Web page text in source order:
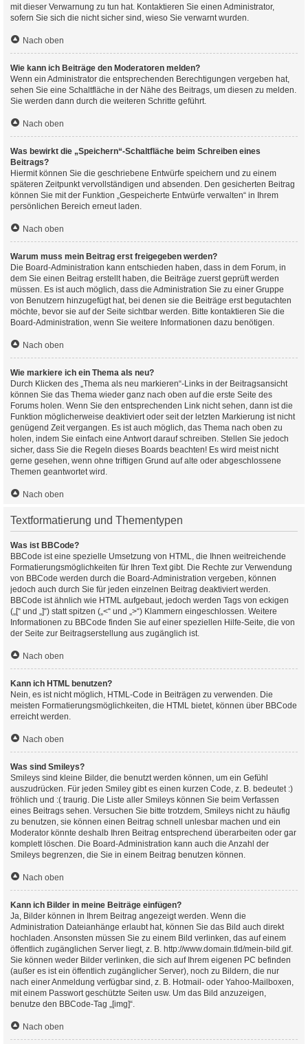
mit dieser Verwarnung zu tun hat. Kontaktieren Sie einen Administrator,
sofern Sie sich die nicht sicher sind, wieso Sie verwarnt wurden.
Nach oben
Wie kann ich Beiträge den Moderatoren melden?
Wenn ein Administrator die entsprechenden Berechtigungen vergeben hat,
sehen Sie eine Schaltfläche in der Nähe des Beitrags, um diesen zu melden.
Sie werden dann durch die weiteren Schritte geführt.
Nach oben
Was bewirkt die „Speichern“-Schaltfläche beim Schreiben eines
Beitrags?
Hiermit können Sie die geschriebene Entwürfe speichern und zu einem
späteren Zeitpunkt vervollständigen und absenden. Den gesicherten Beitrag
können Sie mit der Funktion „Gespeicherte Entwürfe verwalten“ in Ihrem
persönlichen Bereich erneut laden.
Nach oben
Warum muss mein Beitrag erst freigegeben werden?
Die Board-Administration kann entschieden haben, dass in dem Forum, in
dem Sie einen Beitrag erstellt haben, die Beiträge zuerst geprüft werden
müssen. Es ist auch möglich, dass die Administration Sie zu einer Gruppe
von Benutzern hinzugefügt hat, bei denen sie die Beiträge erst begutachten
möchte, bevor sie auf der Seite sichtbar werden. Bitte kontaktieren Sie die
Board-Administration, wenn Sie weitere Informationen dazu benötigen.
Nach oben
Wie markiere ich ein Thema als neu?
Durch Klicken des „Thema als neu markieren“-Links in der Beitragsansicht
können Sie das Thema wieder ganz nach oben auf die erste Seite des
Forums holen. Wenn Sie den entsprechenden Link nicht sehen, dann ist die
Funktion möglicherweise deaktiviert oder seit der letzten Markierung ist nicht
genügend Zeit vergangen. Es ist auch möglich, das Thema nach oben zu
holen, indem Sie einfach eine Antwort darauf schreiben. Stellen Sie jedoch
sicher, dass Sie die Regeln dieses Boards beachten! Es wird meist nicht
gerne gesehen, wenn ohne triftigen Grund auf alte oder abgeschlossene
Themen geantwortet wird.
Nach oben
Textformatierung und Thementypen
Was ist BBCode?
BBCode ist eine spezielle Umsetzung von HTML, die Ihnen weitreichende
Formatierungsmöglichkeiten für Ihren Text gibt. Die Rechte zur Verwendung
von BBCode werden durch die Board-Administration vergeben, können
jedoch auch durch Sie für jeden einzelnen Beitrag deaktiviert werden.
BBCode ist ähnlich wie HTML aufgebaut, jedoch werden Tags von eckigen
(„[“ und „]“) statt spitzen („<“ und „>“) Klammern eingeschlossen. Weitere
Informationen zu BBCode finden Sie auf einer speziellen Hilfe-Seite, die von
der Seite zur Beitragserstellung aus zugänglich ist.
Nach oben
Kann ich HTML benutzen?
Nein, es ist nicht möglich, HTML-Code in Beiträgen zu verwenden. Die
meisten Formatierungsmöglichkeiten, die HTML bietet, können über BBCode
erreicht werden.
Nach oben
Was sind Smileys?
Smileys sind kleine Bilder, die benutzt werden können, um ein Gefühl
auszudrücken. Für jeden Smiley gibt es einen kurzen Code, z. B. bedeutet :)
fröhlich und :( traurig. Die Liste aller Smileys können Sie beim Verfassen
eines Beitrags sehen. Versuchen Sie bitte trotzdem, Smileys nicht zu häufig
zu benutzen, sie können einen Beitrag schnell unlesbar machen und ein
Moderator könnte deshalb Ihren Beitrag entsprechend überarbeiten oder gar
komplett löschen. Die Board-Administration kann auch die Anzahl der
Smileys begrenzen, die Sie in einem Beitrag benutzen können.
Nach oben
Kann ich Bilder in meine Beiträge einfügen?
Ja, Bilder können in Ihrem Beitrag angezeigt werden. Wenn die
Administration Dateianhänge erlaubt hat, können Sie das Bild auch direkt
hochladen. Ansonsten müssen Sie zu einem Bild verlinken, das auf einem
öffentlich zugänglichen Server liegt, z. B. http://www.domain.tld/mein-bild.gif.
Sie können weder Bilder verlinken, die sich auf Ihrem eigenen PC befinden
(außer es ist ein öffentlich zugänglicher Server), noch zu Bildern, die nur
nach einer Anmeldung verfügbar sind, z. B. Hotmail- oder Yahoo-Mailboxen,
mit einem Passwort geschützte Seiten usw. Um das Bild anzuzeigen,
benutze den BBCode-Tag „[img]“.
Nach oben